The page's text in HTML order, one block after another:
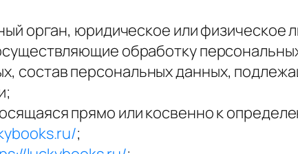
орган, юридическое или физическое
обработку
состав персональных данных,
прямо или косвенно к
;